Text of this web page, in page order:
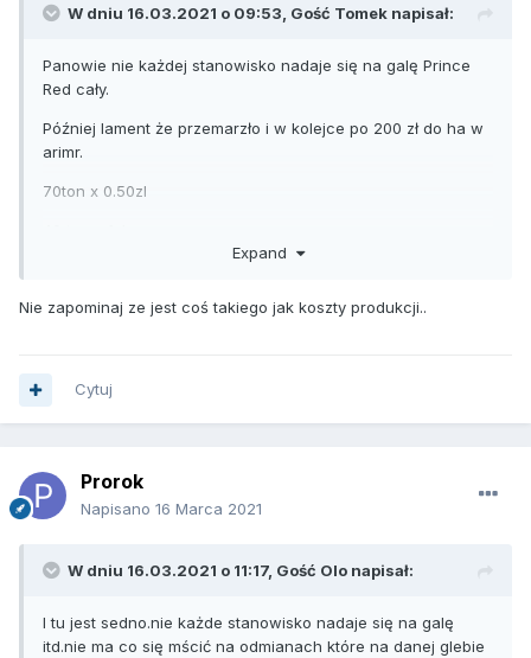
W dniu 16.03.2021 o 09:53, Gość Tomek napisał:
Panowie nie każdej stanowisko nadaje się na galę Prince
Red cały.
Później lament że przemarzło i w kolejce po 200 zł do ha w
arimr.
70ton x 0.50zl
Expand
Nie zapominaj ze jest coś takiego jak koszty produkcji..
Cytuj
Prorok
Napisano 16 Marca 2021
W dniu 16.03.2021 o 11:17, Gość Olo napisał:
I tu jest sedno.nie każde stanowisko nadaje się na galę
itd.nie ma co się mścić na odmianach które na danej glebie